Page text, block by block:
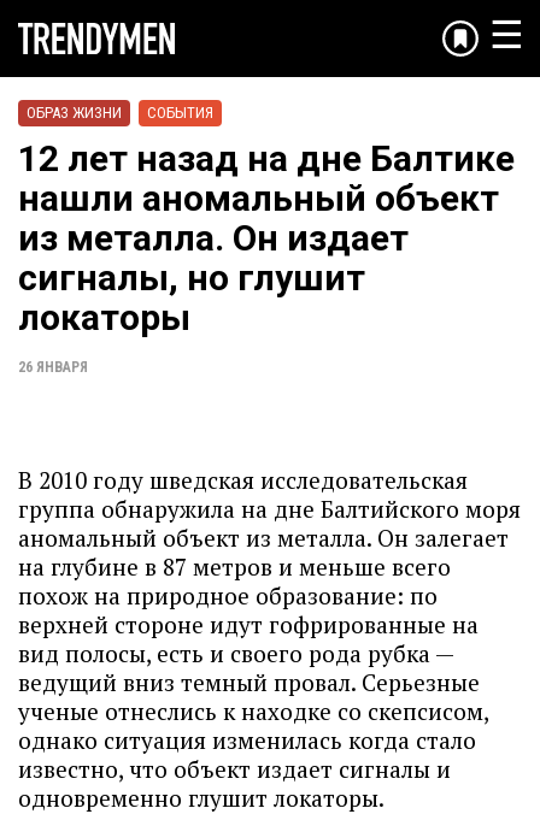
☰
ОБРАЗ ЖИЗНИ СОБЫТИЯ
12 лет назад на дне Балтике
нашли аномальный объект
из металла. Он издает
сигналы, но глушит
локаторы
26 ЯНВАРЯ
В 2010 году шведская исследовательская
группа обнаружила на дне Балтийского моря
аномальный объект из металла. Он залегает
на глубине в 87 метров и меньше всего
похож на природное образование: по
верхней стороне идут гофрированные на
вид полосы, есть и своего рода рубка —
ведущий вниз темный провал. Серьезные
ученые отнеслись к находке со скепсисом,
однако ситуация изменилась когда стало
известно, что объект издает сигналы и
одновременно глушит локаторы.